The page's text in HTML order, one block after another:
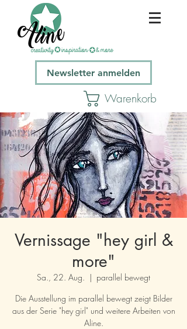
Newsletter anmelden
Warenkorb
Vernissage "hey girl &
more"
Sa., 22. Aug.
  |
parallel bewegt
Die Ausstellung im parallel bewegt zeigt Bilder
aus der Serie "hey girl" und weitere Arbeiten von
Aline.